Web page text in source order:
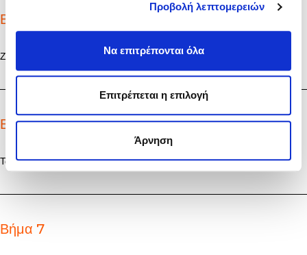
Προβολή λεπτομερειών
Να επιτρέπονται όλα
Επιτρέπεται η επιλογή
Άρνηση
Βήμα 5
Ζεσταίνετε το σησαμέλαιο και σοτάρετε τα κομμάτια τσιπούρας.
Βήμα 6
Τα μοιράζετε στα μπολ.
Βήμα 7